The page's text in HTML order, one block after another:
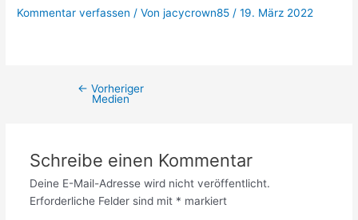
Kommentar verfassen / Vonjacycrown85 /19. März 2022
← Vorheriger
Medien
Schreibe einen Kommentar
Deine E-Mail-Adresse wird nicht veröffentlicht.
Erforderliche Felder sind mit * markiert